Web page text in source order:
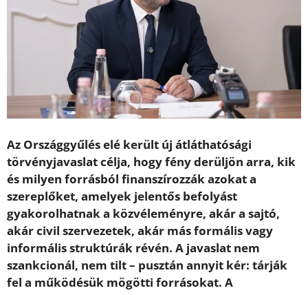
Az Országgyűlés elé került új átláthatósági
törvényjavaslat célja, hogy fény derüljön arra, kik
és milyen forrásból finanszírozzák azokat a
szereplőket, amelyek jelentős befolyást
gyakorolhatnak a közvéleményre, akár a sajtó,
akár civil szervezetek, akár más formális vagy
informális struktúrák révén. A javaslat nem
szankcionál, nem tilt – pusztán annyit kér: tárják
fel a működésük mögötti forrásokat. A